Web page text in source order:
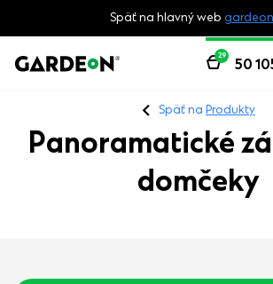
Späť na hlavný web
50
29
Späť na Produkty
Panoramatické
domčeky